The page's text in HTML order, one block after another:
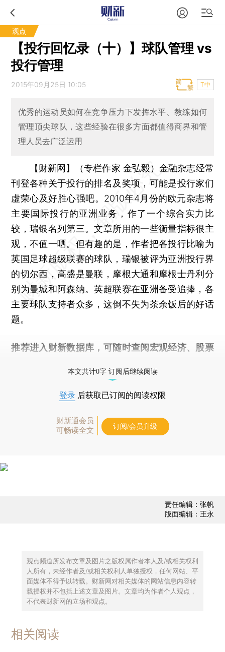
观点
【投行回忆录（十）】球队管理 vs
投行管理
2015年09月25日 10:05 T中
优秀的运动员如何在竞争压力下发挥水平、教练如何
管理顶尖球队，这些经验在很多方面都值得商界和管
理人员去广泛运用
【财新网】（专栏作家 金弘毅）金融杂志经常
刊登各种关于投行的排名及奖项，可能是投行家们
虚荣心及好胜心强吧。2010年4月份的欧元杂志将
主要国际投行的亚洲业务，作了一个综合实力比
较，瑞银名列第三。文章所用的一些衡量指标很主
观，不值一哂。但有趣的是，作者把各投行比喻为
英国足球超级联赛的球队，瑞银被评为亚洲投行界
的切尔西，高盛是曼联，摩根大通和摩根士丹利分
别为曼城和阿森纳。英超联赛在亚洲备受追捧，各
主要球队支持者众多，这倒不失为茶余饭后的好话
题。
推荐进入 财新数据库 ，可随时查阅宏观经济、股票
本文共计0字 订阅后继续阅读
登录 后获取已订阅的阅读权限
财新通会员
可畅读全文
订阅/会员升级
责任编辑：张帆
版面编辑：王永
观点频道所发布文章及图片之版权属作者本人及/或相关权利
人所有，未经作者及/或相关权利人单独授权，任何网站、平
面媒体不得予以转载。财新网对相关媒体的网站信息内容转
载授权并不包括上述文章及图片。文章均为作者个人观点，
不代表财新网的立场和观点。
相关阅读